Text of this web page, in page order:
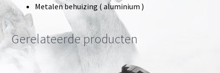
Metalen behuizing ( aluminium )
Gerelateerde producten